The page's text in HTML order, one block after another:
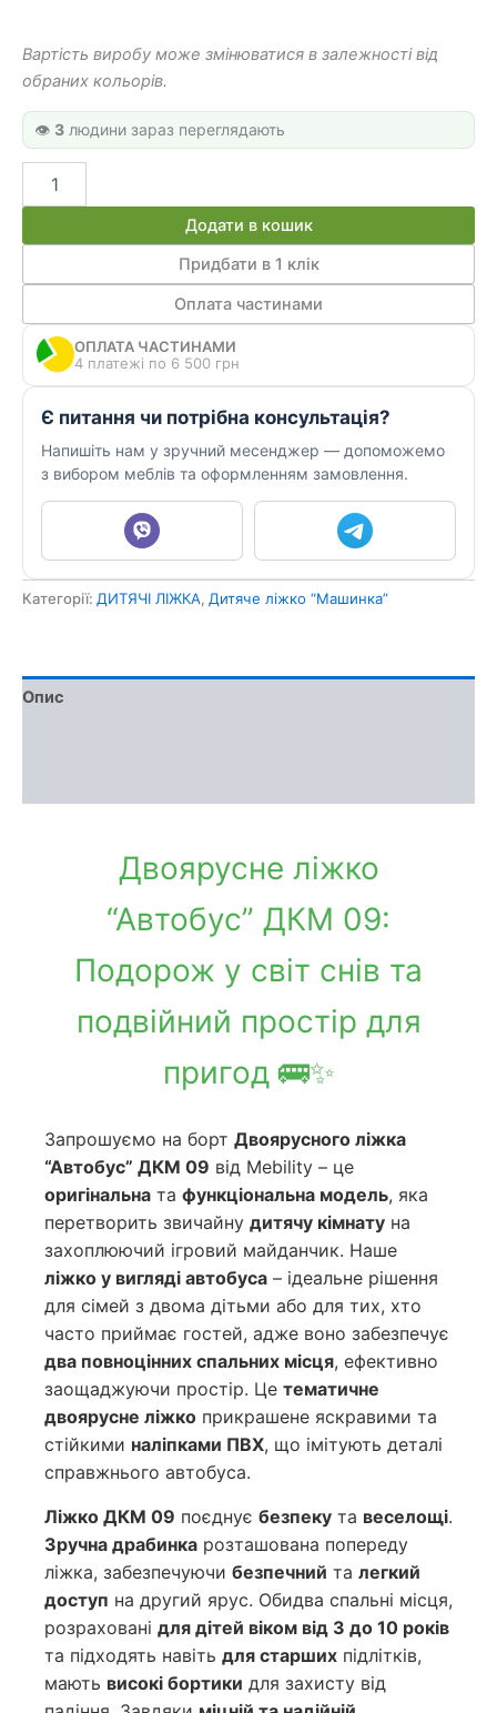
Вартість виробу може змінюватися в залежності від
обраних кольорів.
👁️ 3 людини зараз переглядають
ліжечко
ДКМ
кількість
Додати в кошик
Придбати в 1 клік
Оплата частинами
ОПЛАТА ЧАСТИНАМИ
4 платежі по 6 500 грн
Є питання чи потрібна консультація?
Напишіть нам у зручний месенджер — допоможемо
з вибором меблів та оформленням замовлення.
Категорії: ДИТЯЧІ ЛІЖКА, Дитяче ліжко “Машинка”
Опис
Двоярусне ліжко
“Автобус” ДКМ 09:
Подорож у світ снів та
подвійний простір для
пригод 🚌✨
Запрошуємо на борт Двоярусного ліжка
“Автобус” ДКМ 09 від Mebility – це
оригінальна та функціональна модель, яка
перетворить звичайну дитячу кімнату на
захоплюючий ігровий майданчик. Наше
ліжко у вигляді автобуса – ідеальне рішення
для сімей з двома дітьми або для тих, хто
часто приймає гостей, адже воно забезпечує
два повноцінних спальних місця, ефективно
заощаджуючи простір. Це тематичне
двоярусне ліжко прикрашене яскравими та
стійкими наліпками ПВХ, що імітують деталі
справжнього автобуса.
Ліжко ДКМ 09 поєднує безпеку та веселощі.
Зручна драбинка розташована попереду
ліжка, забезпечуючи безпечний та легкий
доступ на другий ярус. Обидва спальні місця,
розраховані для дітей віком від 3 до 10 років
та підходять навіть для старших підлітків,
мають високі бортики для захисту від